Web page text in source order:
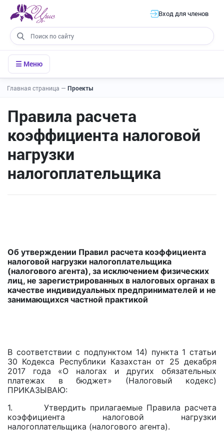
Вход для членов
☰ Меню
Главная страница — Проекты
Правила расчета
коэффициента налоговой
нагрузки
налогоплательщика
Об утверждении Правил расчета коэффициента
налоговой нагрузки налогоплательщика
(налогового агента), за исключением физических
лиц, не зарегистрированных в налоговых органах в
качестве индивидуальных предпринимателей и не
занимающихся частной практикой
В соответствии с подпунктом 14) пункта 1 статьи
30 Кодекса Республики Казахстан от 25 декабря
2017 года «О налогах и других обязательных
платежах в бюджет» (Налоговый кодекс)
ПРИКАЗЫВАЮ:
1. Утвердить прилагаемые Правила расчета
коэффициента налоговой нагрузки
налогоплательщика (налогового агента).